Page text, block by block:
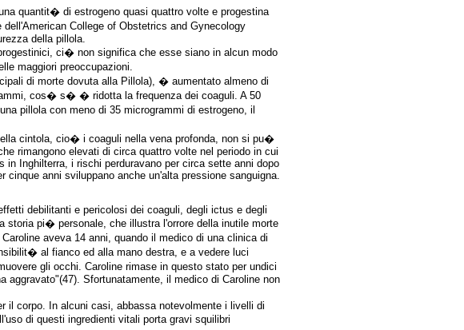
quantit� di estrogeno quasi quattro volte e progestina
College of Obstetrics and Gynecology
della pillola.
ci� non significa che esse siano in alcun modo
maggiori preoccupazioni.
di morte dovuta alla Pillola), � aumentato almeno di
cos� s� � ridotta la frequenza dei coaguli. A 50
pillola con meno di 35 microgrammi di estrogeno, il
cintola, cio� i coaguli nella vena profonda, non si pu�
rimangono elevati di circa quattro volte nel periodo in cui
Inghilterra, i rischi perduravano per circa sette anni dopo
anni sviluppano anche un'alta pressione sanguigna.
debilitanti e pericolosi dei coaguli, degli ictus e degli
pi� personale, che illustra l'orrore della inutile morte
aveva 14 anni, quando il medico di una clinica di
al fianco ed alla mano destra, e a vedere luci
gli occhi. Caroline rimase in questo stato per undici
aggravato"(47). Sfortunatamente, il medico di Caroline non
il corpo. In alcuni casi, abbassa notevolmente i livelli di
di questi ingredienti vitali porta gravi squilibri